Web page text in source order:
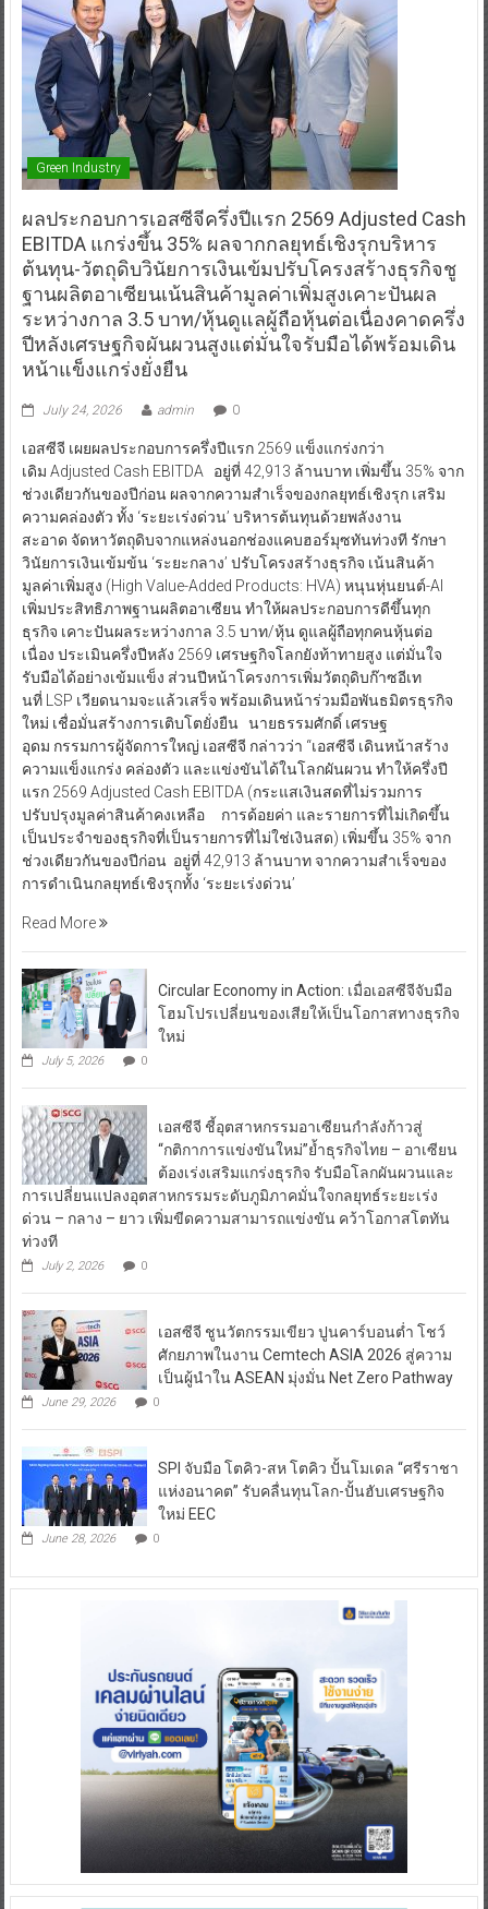
Green Industry
ผลประกอบการเอสซีจีครึ่งปีแรก 2569 Adjusted Cash
EBITDA แกร่งขึ้น 35% ผลจากกลยุทธ์เชิงรุกบริหาร
ต้นทุน-วัตถุดิบวินัยการเงินเข้มปรับโครงสร้างธุรกิจชู
ฐานผลิตอาเซียนเน้นสินค้ามูลค่าเพิ่มสูงเคาะปันผล
ระหว่างกาล 3.5 บาท/หุ้นดูแลผู้ถือหุ้นต่อเนื่องคาดครึ่ง
ปีหลังเศรษฐกิจผันผวนสูงแต่มั่นใจรับมือได้พร้อมเดิน
หน้าแข็งแกร่งยั่งยืน
July 24, 2026 admin 0
เอสซีจี เผยผลประกอบการครึ่งปีแรก 2569 แข็งแกร่งกว่า
เดิม Adjusted Cash EBITDA อยู่ที่ 42,913 ล้านบาท เพิ่มขึ้น 35% จาก
ช่วงเดียวกันของปีก่อน ผลจากความสำเร็จของกลยุทธ์เชิงรุก เสริม
ความคล่องตัว ทั้ง ‘ระยะเร่งด่วน’ บริหารต้นทุนด้วยพลังงาน
สะอาด จัดหาวัตถุดิบจากแหล่งนอกช่องแคบฮอร์มุซทันท่วงที รักษา
วินัยการเงินเข้มข้น ‘ระยะกลาง’ ปรับโครงสร้างธุรกิจ เน้นสินค้า
มูลค่าเพิ่มสูง (High Value-Added Products: HVA) หนุนหุ่นยนต์-AI
เพิ่มประสิทธิภาพฐานผลิตอาเซียน ทำให้ผลประกอบการดีขึ้นทุก
ธุรกิจ เคาะปันผลระหว่างกาล 3.5 บาท/หุ้น ดูแลผู้ถือทุกคนหุ้นต่อ
เนื่อง ประเมินครึ่งปีหลัง 2569 เศรษฐกิจโลกยังท้าทายสูง แต่มั่นใจ
รับมือได้อย่างเข้มแข็ง ส่วนปีหน้าโครงการเพิ่มวัตถุดิบก๊าซอีเท
นที่ LSP เวียดนามจะแล้วเสร็จ พร้อมเดินหน้าร่วมมือพันธมิตรธุรกิจ
ใหม่ เชื่อมั่นสร้างการเติบโตยั่งยืน นายธรรมศักดิ์ เศรษฐ
อุดม กรรมการผู้จัดการใหญ่ เอสซีจี กล่าวว่า “เอสซีจี เดินหน้าสร้าง
ความแข็งแกร่ง คล่องตัว และแข่งขันได้ในโลกผันผวน ทำให้ครึ่งปี
แรก 2569 Adjusted Cash EBITDA (กระแสเงินสดที่ไม่รวมการ
ปรับปรุงมูลค่าสินค้าคงเหลือ การด้อยค่า และรายการที่ไม่เกิดขึ้น
เป็นประจำของธุรกิจที่เป็นรายการที่ไม่ใช่เงินสด) เพิ่มขึ้น 35% จาก
ช่วงเดียวกันของปีก่อน อยู่ที่ 42,913 ล้านบาท จากความสำเร็จของ
การดำเนินกลยุทธ์เชิงรุกทั้ง ‘ระยะเร่งด่วน’
Read More
Circular Economy in Action: เมื่อเอสซีจีจับมือ
โฮมโปรเปลี่ยนของเสียให้เป็นโอกาสทางธุรกิจ
ใหม่
July 5, 2026 0
เอสซีจี ชี้อุตสาหกรรมอาเซียนกำลังก้าวสู่
“กติกาการแข่งขันใหม่”ย้ำธุรกิจไทย – อาเซียน
ต้องเร่งเสริมแกร่งธุรกิจ รับมือโลกผันผวนและ
การเปลี่ยนแปลงอุตสาหกรรมระดับภูมิภาคมั่นใจกลยุทธ์ระยะเร่ง
ด่วน – กลาง – ยาว เพิ่มขีดความสามารถแข่งขัน คว้าโอกาสโตทัน
ท่วงที
July 2, 2026 0
เอสซีจี ชูนวัตกรรมเขียว ปูนคาร์บอนต่ำ โชว์
ศักยภาพในงาน Cemtech ASIA 2026 สู่ความ
เป็นผู้นำใน ASEAN มุ่งมั่น Net Zero Pathway
June 29, 2026 0
SPI จับมือ โตคิว-สห โตคิว ปั้นโมเดล “ศรีราชา
แห่งอนาคต” รับคลื่นทุนโลก-ปั้นฮับเศรษฐกิจ
ใหม่ EEC
June 28, 2026 0